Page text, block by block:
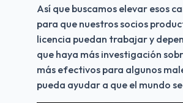
Así que buscamos elevar esos
para que nuestros socios
licencia puedan trabajar y
que haya más investigación
más efectivos para algunos
pueda ayudar a que el mundo